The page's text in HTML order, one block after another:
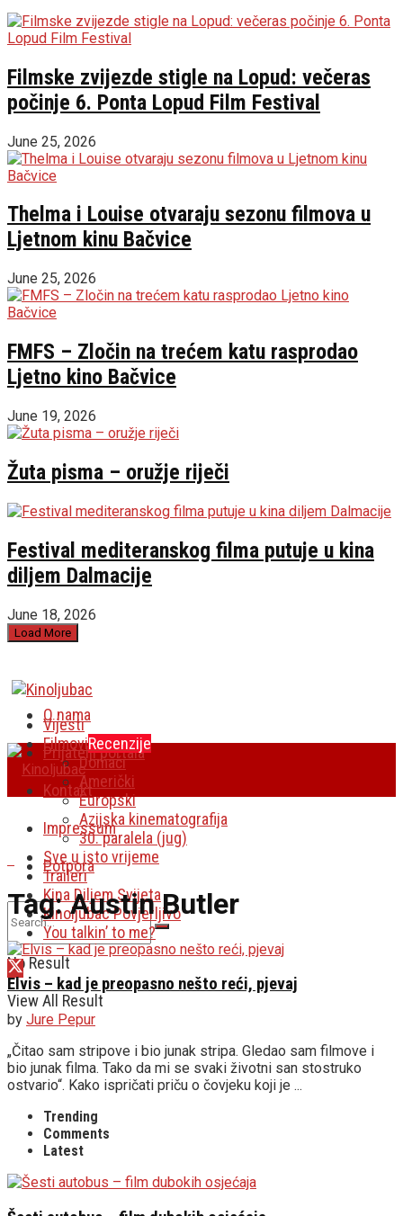
Filmske zvijezde stigle na Lopud: večeras
počinje 6. Ponta Lopud Film Festival
June 25, 2026
Thelma i Louise otvaraju sezonu filmova u
Ljetnom kinu Bačvice
June 25, 2026
FMFS – Zločin na trećem katu rasprodao
Ljetno kino Bačvice
June 19, 2026
Žuta pisma – oružje riječi
Festival mediteranskog filma putuje u kina
diljem Dalmacije
June 18, 2026
Load More
O nama
Prijatelji portala
Kontakt
Impressum
Potpora
No Result
View All Result
Vijesti
FilmoviRecenzije
Domaći
Američki
Europski
Azijska kinematografija
30. paralela (jug)
Sve u isto vrijeme
Traileri
Kina Diljem Svijeta
Kinoljubac Povjerljivo
You talkin’ to me?
Tag:Austin Butler
Elvis – kad je preopasno nešto reći, pjevaj
by Jure Pepur
„Čitao sam stripove i bio junak stripa. Gledao sam filmove i
bio junak filma. Tako da mi se svaki životni san stostruko
ostvario“. Kako ispričati priču o čovjeku koji je ...
Trending
Comments
Latest